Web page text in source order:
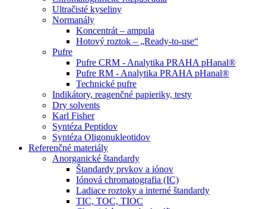
Ultračisté kyseliny
Normanály
Koncentrát – ampula
Hotový roztok – „Ready-to-use“
Pufre
Pufre CRM - Analytika PRAHA pHanal®
Pufre RM - Analytika PRAHA pHanal®
Technické pufre
Indikátory, reagenčné papieriky, testy
Dry solvents
Karl Fisher
Syntéza Peptidov
Syntéza Oligonukleotidov
Referenčné materiály
Anorganické štandardy
Štandardy prvkov a iónov
Iónová chromatografia (IC)
Ladiace roztoky a interné štandardy
TIC, TOC, TIOC